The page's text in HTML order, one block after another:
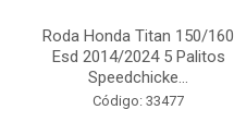
Roda Honda Titan 150/160
Esd 2014/2024 5 Palitos
Speedchicke...
Código: 33477